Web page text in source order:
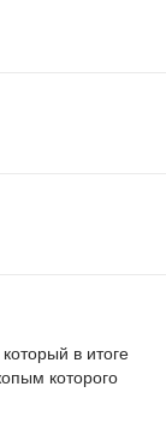
в итоге
которого